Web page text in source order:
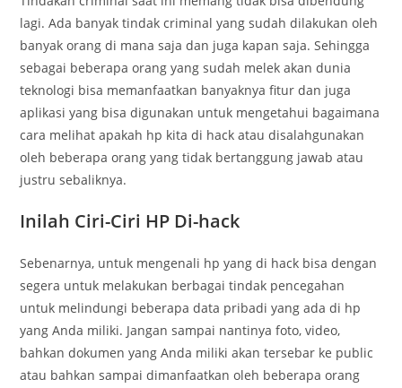
lagi. Ada banyak tindak criminal yang sudah dilakukan oleh
banyak orang di mana saja dan juga kapan saja. Sehingga
sebagai beberapa orang yang sudah melek akan dunia
teknologi bisa memanfaatkan banyaknya fitur dan juga
aplikasi yang bisa digunakan untuk mengetahui bagaimana
cara melihat apakah hp kita di hack atau disalahgunakan
oleh beberapa orang yang tidak bertanggung jawab atau
justru sebaliknya.
Inilah Ciri-Ciri HP Di-hack
Sebenarnya, untuk mengenali hp yang di hack bisa dengan
segera untuk melakukan berbagai tindak pencegahan
untuk melindungi beberapa data pribadi yang ada di hp
yang Anda miliki. Jangan sampai nantinya foto, video,
bahkan dokumen yang Anda miliki akan tersebar ke public
atau bahkan sampai dimanfaatkan oleh beberapa orang